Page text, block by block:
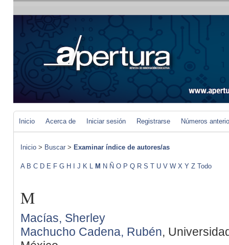
Inicio Acerca de Iniciar sesión Registrarse Números
Inicio > Buscar > Examinar índice de autores/as
A B C D E F G H I J K L M N Ñ O P Q R S T U V W X Y Z Todo
M
Macías, Sherley
Machucho Cadena, Rubén,